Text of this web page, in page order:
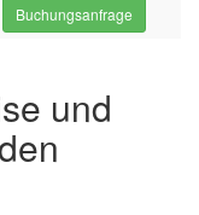
Buchungsanfrage
und